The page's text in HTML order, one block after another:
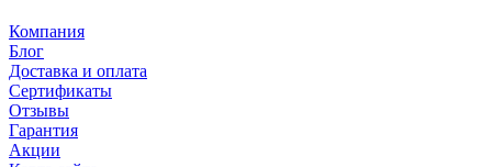
Компания
Блог
Доставка и оплата
Сертификаты
Отзывы
Гарантия
Акции